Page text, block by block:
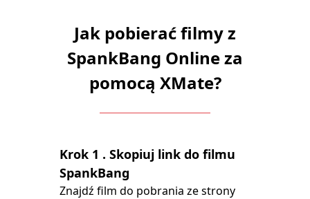
Jak pobierać filmy z
SpankBang Online za
pomocą XMate?
Krok 1 . Skopiuj link do filmu
SpankBang
Znajdź film do pobrania ze strony